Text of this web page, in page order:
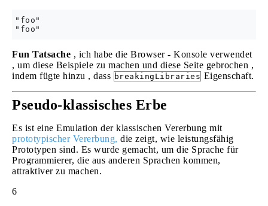
"foo"
Fun Tatsache , ich habe die Browser - Konsole verwendet
, um diese Beispiele zu machen und diese Seite gebrochen ,
indem fügte hinzu , dass breakingLibraries Eigenschaft.
Pseudo-klassisches Erbe
Es ist eine Emulation der klassischen Vererbung mit
prototypischer Vererbung, die zeigt, wie leistungsfähig
Prototypen sind. Es wurde gemacht, um die Sprache für
Programmierer, die aus anderen Sprachen kommen,
attraktiver zu machen.
6